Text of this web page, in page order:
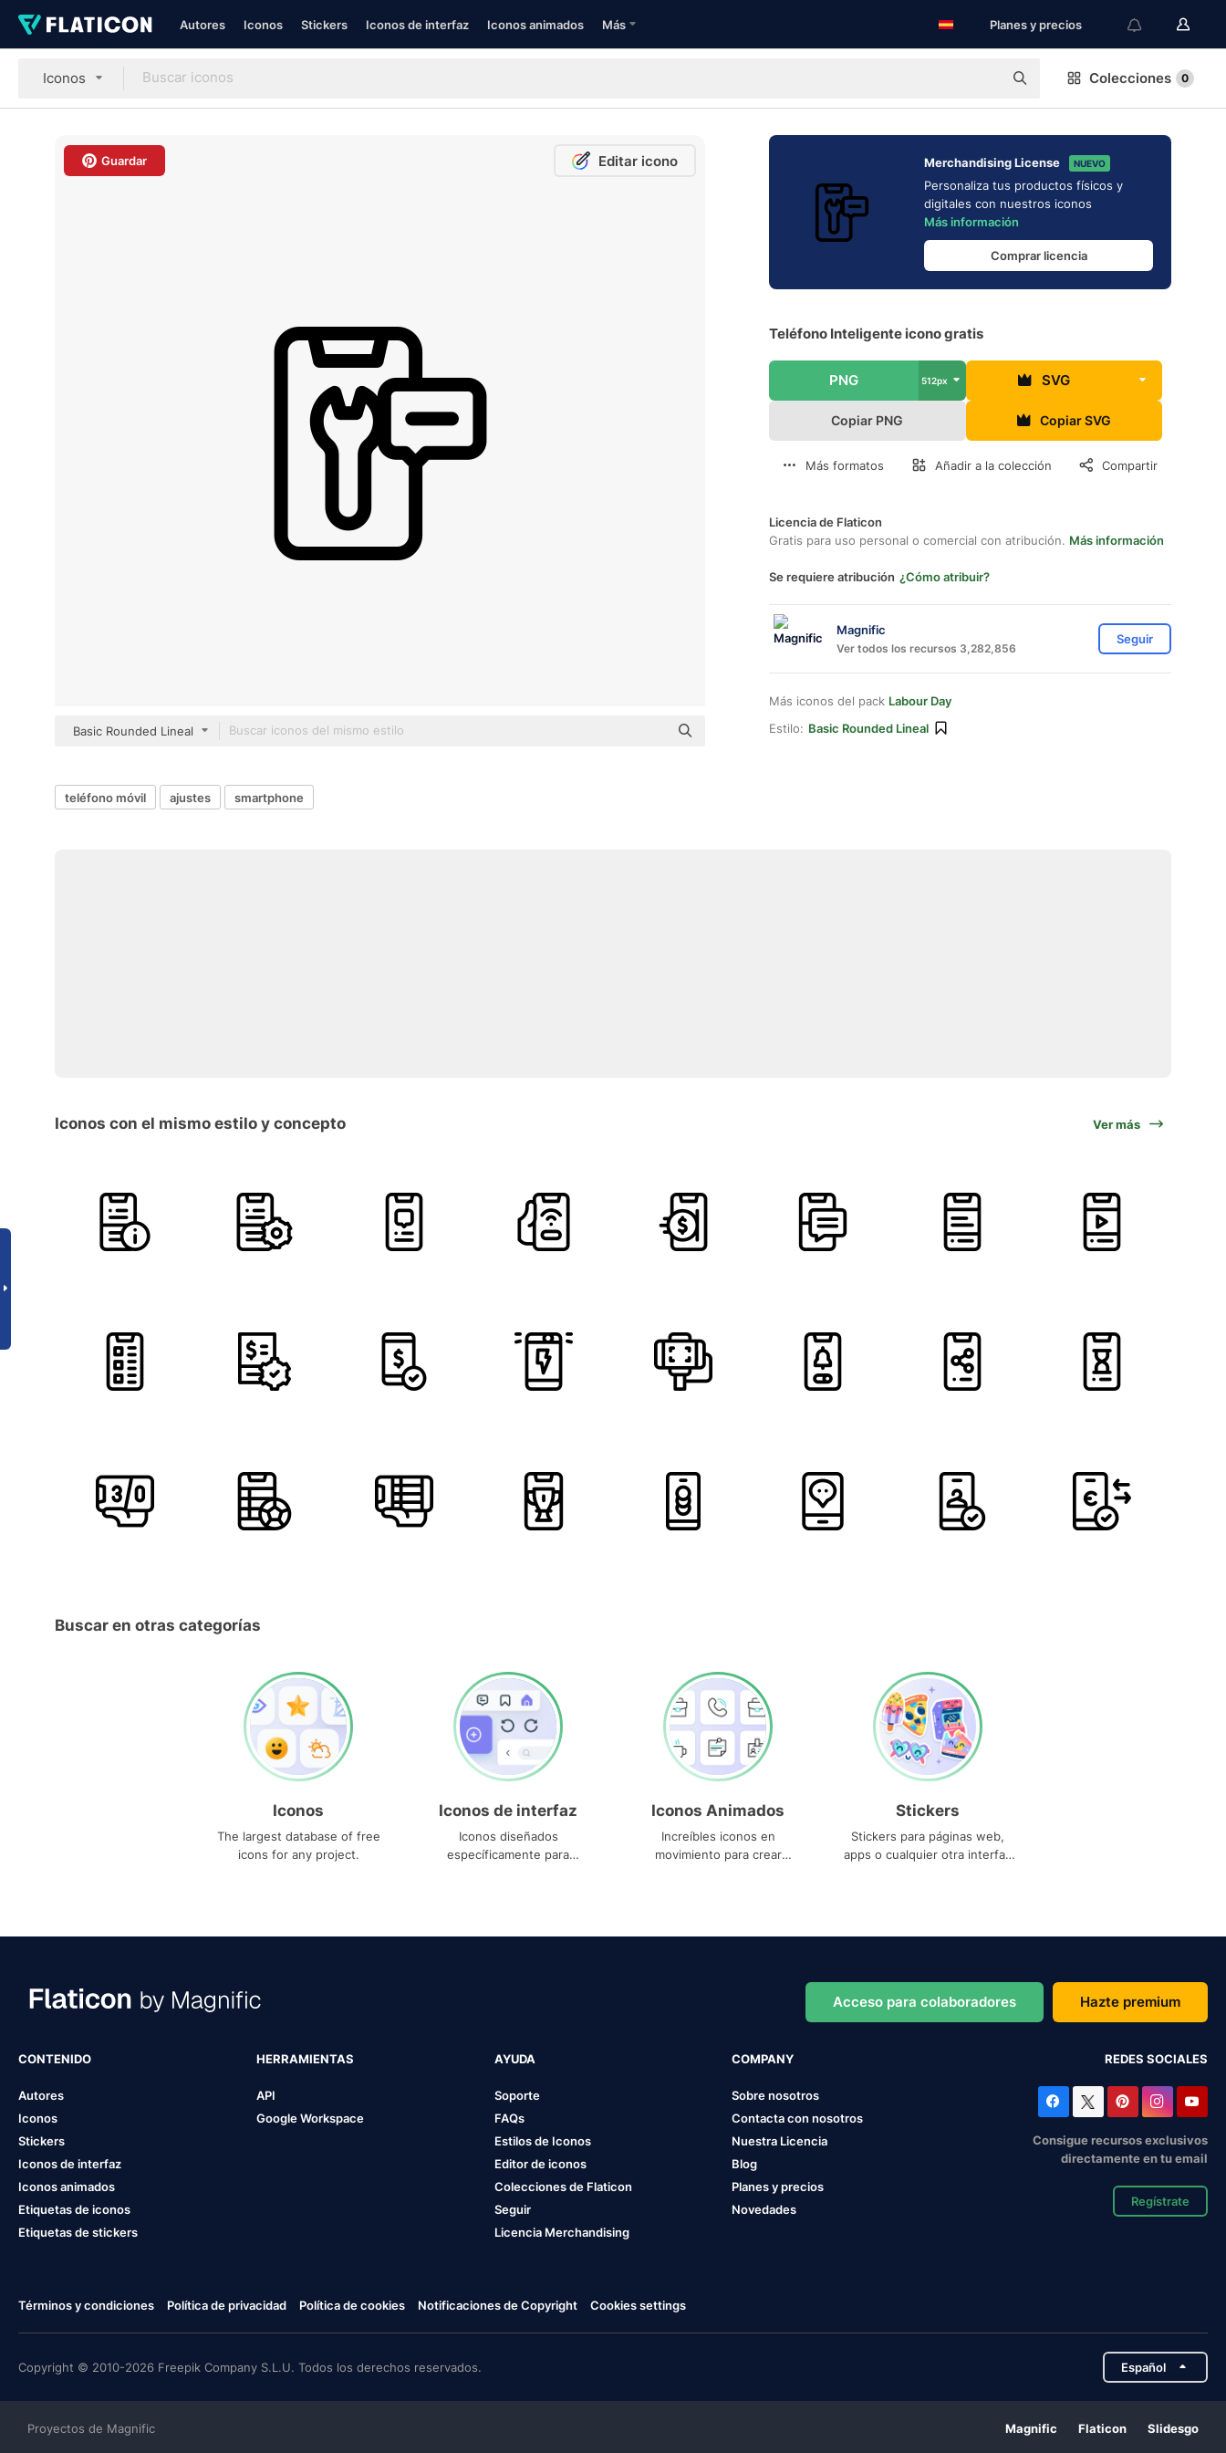
Autores Iconos Stickers Iconos de interfaz Iconos animados Más Planes y precios
Iconos Colecciones 0
Guardar Editar icono
Basic Rounded Lineal
Merchandising License NUEVO
Personaliza tus productos físicos y
digitales con nuestros iconos
Más información
Comprar licencia
Teléfono Inteligente icono gratis
PNG 512px SVG
Copiar PNG Copiar SVG
Más formatos Añadir a la colección Compartir
Licencia de Flaticon
Gratis para uso personal o comercial con atribución. Más información
Se requiere atribución ¿Cómo atribuir?
Magnific
Ver todos los recursos 3,282,856
Seguir
Más iconos del pack Labour Day
Estilo: Basic Rounded Lineal
teléfono móvil ajustes smartphone
Iconos con el mismo estilo y concepto Ver más
Buscar en otras categorías
Iconos
The largest database of free
icons for any project.
Iconos de interfaz
Iconos diseñados
específicamente para
Iconos Animados
Increíbles iconos en
movimiento para crear
Stickers
Stickers para páginas web,
apps o cualquier otra interfaz
Acceso para colaboradores Hazte premium
CONTENIDO
Autores
Iconos
Stickers
Iconos de interfaz
Iconos animados
Etiquetas de iconos
Etiquetas de stickers
HERRAMIENTAS
API
Google Workspace
AYUDA
Soporte
FAQs
Estilos de Iconos
Editor de iconos
Colecciones de Flaticon
Seguir
Licencia Merchandising
COMPANY
Sobre nosotros
Contacta con nosotros
Nuestra Licencia
Blog
Planes y precios
Novedades
REDES SOCIALES
Consigue recursos exclusivos
directamente en tu email
Regístrate
Términos y condiciones Política de privacidad Política de cookies Notificaciones de Copyright Cookies settings
Copyright © 2010-2026 Freepik Company S.L.U. Todos los derechos reservados. Español
Proyectos de Magnific Magnific Flaticon Slidesgo